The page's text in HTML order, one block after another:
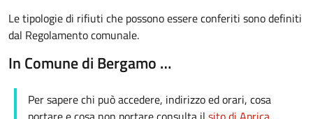
Le tipologie di rifiuti che possono essere conferiti sono definiti
dal Regolamento comunale.
In Comune di Bergamo …
Per sapere chi può accedere, indirizzo ed orari, cosa